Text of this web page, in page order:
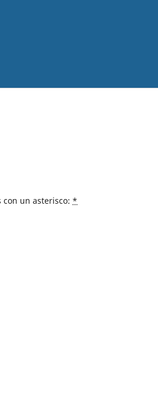
con un asterisco: *